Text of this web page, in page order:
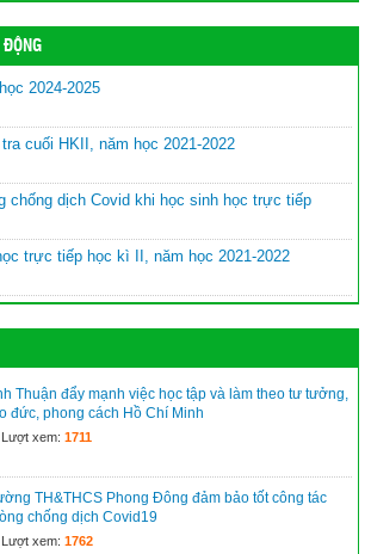
ĐỘNG
2024-2025
cuối HKII, năm học 2021-2022
chống dịch Covid khi học sinh học trực tiếp
trực tiếp học kì II, năm học 2021-2022
Thuận đẩy mạnh việc học tập và làm theo tư tưởng,
đức, phong cách Hồ Chí Minh
Lượt xem: 1711
TH&THCS Phong Đông đảm bảo tốt công tác
chống dịch Covid19
Lượt xem: 1762